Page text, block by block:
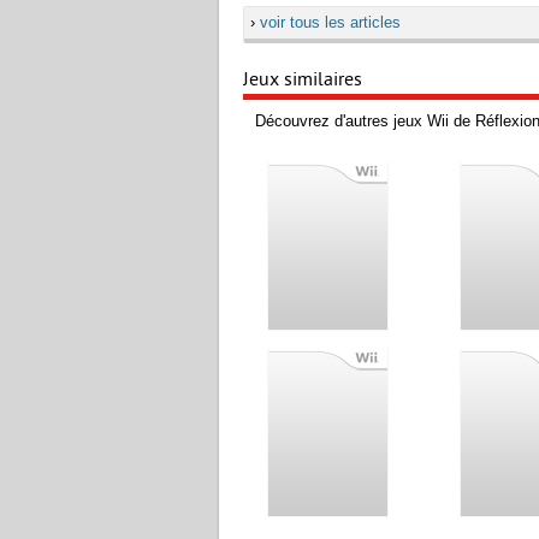
› voir tous les articles
Jeux similaires
Découvrez d'autres jeux Wii de